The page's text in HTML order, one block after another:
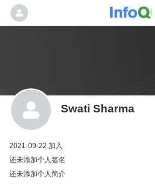
Swati Sharma
2021-09-22 加入
还未添加个人签名
还未添加个人简介